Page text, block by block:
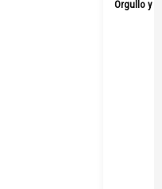
Orgullo y